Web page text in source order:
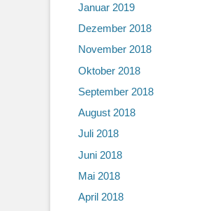
Januar 2019
Dezember 2018
November 2018
Oktober 2018
September 2018
August 2018
Juli 2018
Juni 2018
Mai 2018
April 2018